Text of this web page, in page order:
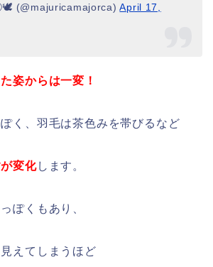
April 17,
姿からは一変！
く、羽毛は茶色みを帯びるなど
変化します。
ぽくもあり、
えてしまうほど